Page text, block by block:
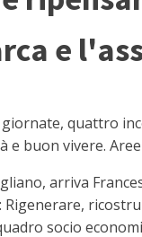
e
giornate, quattro
e buon vivere.
arriva
Rigenerare,
socio